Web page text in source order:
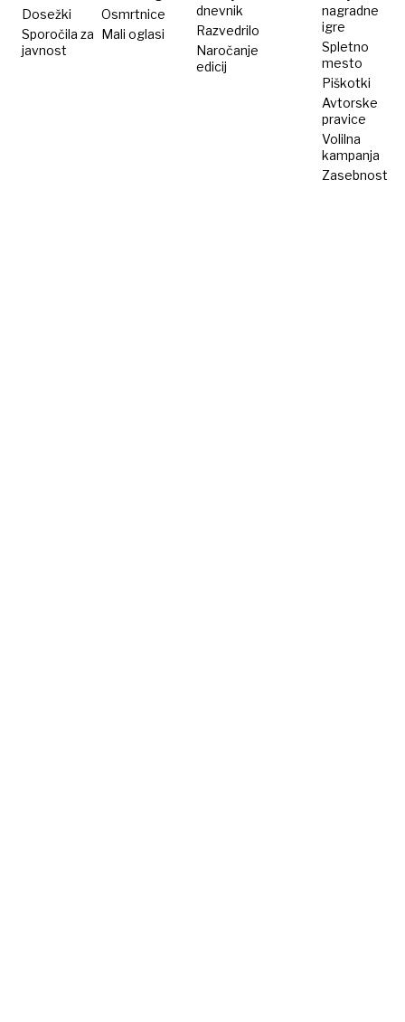
Dosežki
Sporočila za
javnost
Osmrtnice
Mali oglasi
dnevnik
Razvedrilo
Naročanje
edicij
nagradne
igre
Spletno
mesto
Piškotki
Avtorske
pravice
Volilna
kampanja
Zasebnost